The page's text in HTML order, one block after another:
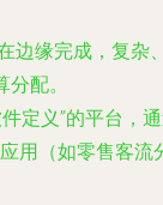
边缘完成，复杂
配。
定义”的平台，
用（如零售客流